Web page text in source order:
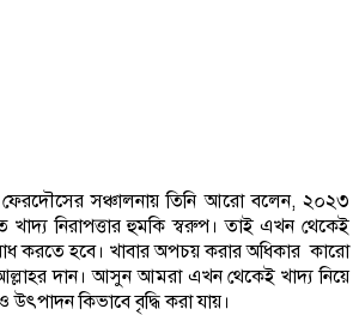
ফেরদৌসের সঞ্চালনায় তিনি আরো বলেন, ২০২৩
খাদ্য নিরাপত্তার হুমকি স্বরুপ। তাই এখন থেকেই
করতে হবে। খাবার অপচয় করার অধিকার কারো
দান। আসুন আমরা এখন থেকেই খাদ্য নিয়ে
ও উৎপাদন কিভাবে বৃদ্ধি করা যায়।